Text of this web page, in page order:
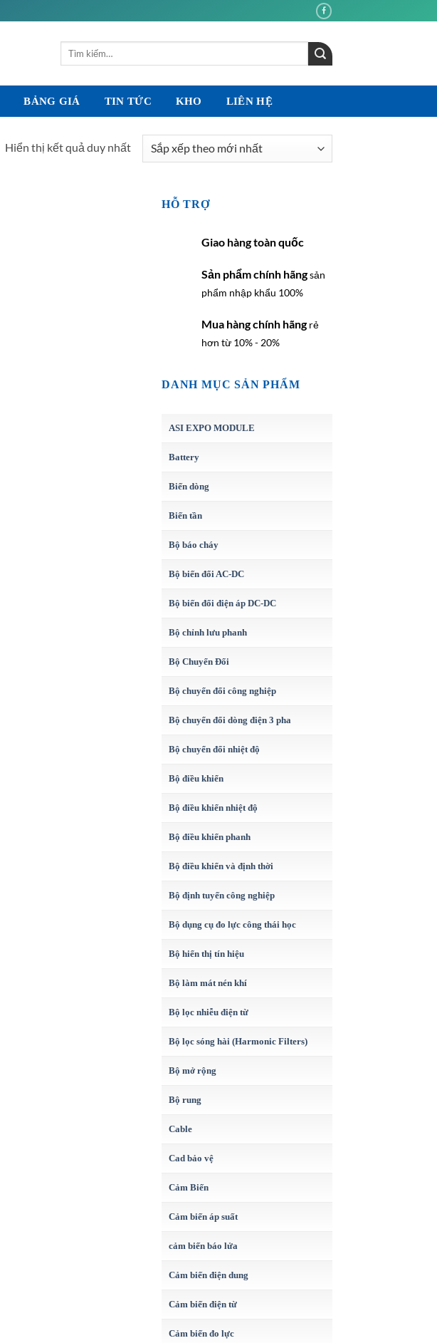
Tìm
BẢNG GIÁ TIN TỨC KHO LIÊN HỆ
Hiển thị kết quả duy nhất
HỖ TRỢ
Giao hàng toàn quốc
Sản phẩm chính hãngsản
phẩm nhập khẩu 100%
Mua hàng chính hãng rẻ
hơn từ 10% - 20%
DANH MỤC SẢN PHẨM
ASI EXPO MODULE
Battery
Biến dòng
Biến tần
Bộ báo cháy
Bộ biến đổi AC-DC
Bộ biến đổi điện áp DC-DC
Bộ chỉnh lưu phanh
Bộ Chuyển Đổi
Bộ chuyển đổi công nghiệp
Bộ chuyển đổi dòng điện 3 pha
Bộ chuyển đổi nhiệt độ
Bộ điều khiển
Bộ điều khiển nhiệt độ
Bộ điều khiển phanh
Bộ điều khiển và định thời
Bộ định tuyến công nghiệp
Bộ dụng cụ đo lực công thái học
Bộ hiển thị tín hiệu
Bộ làm mát nén khí
Bộ lọc nhiễu điện từ
Bộ lọc sóng hài (Harmonic Filters)
Bộ mở rộng
Bộ rung
Cable
Cad bảo vệ
Cảm Biến
Cảm biến áp suất
cảm biến báo lửa
Cảm biến điện dung
Cảm biến điện từ
Cảm biến đo lực